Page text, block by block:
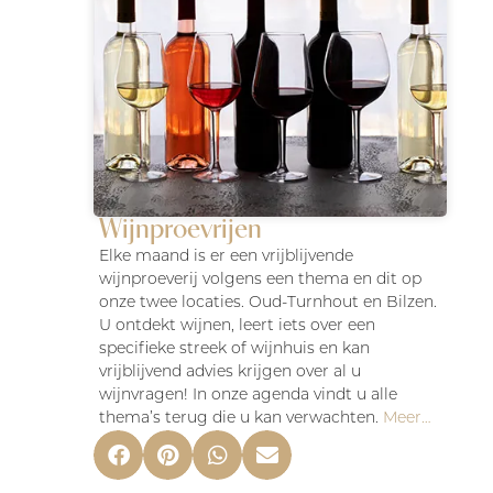
Wijnproevrijen
Elke maand is er een vrijblijvende
wijnproeverij volgens een thema en dit op
onze twee locaties. Oud-Turnhout en Bilzen.
U ontdekt wijnen, leert iets over een
specifieke streek of wijnhuis en kan
vrijblijvend advies krijgen over al u
wijnvragen! In onze agenda vindt u alle
thema’s terug die u kan verwachten. Meer…